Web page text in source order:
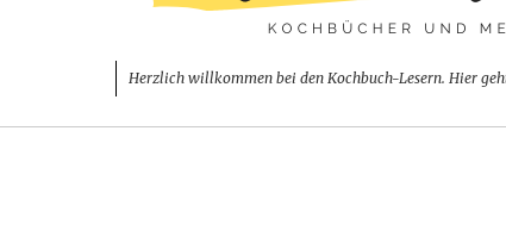
Herzlich willkommen bei den Kochbuch-Lesern. Hier